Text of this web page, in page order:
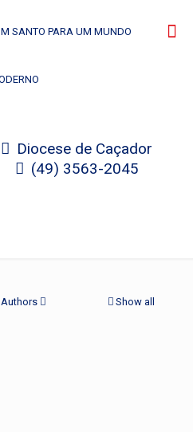
Diocese de Caçador
(49) 3563-2045
Authors Show all